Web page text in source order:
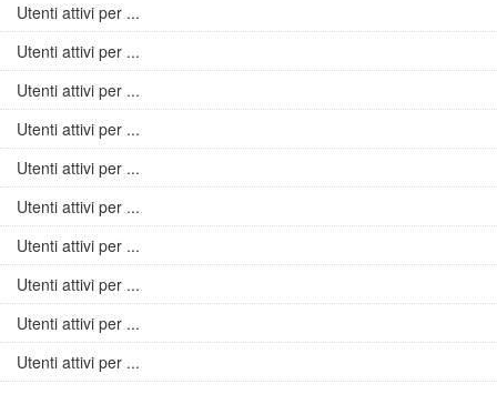
Utenti attivi per ...
Utenti attivi per ...
Utenti attivi per ...
Utenti attivi per ...
Utenti attivi per ...
Utenti attivi per ...
Utenti attivi per ...
Utenti attivi per ...
Utenti attivi per ...
Utenti attivi per ...